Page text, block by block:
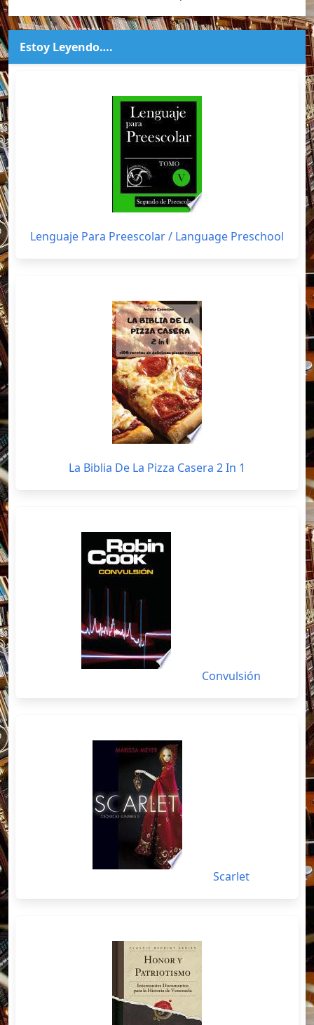
Estoy Leyendo….
Lenguaje Para Preescolar / Language Preschool
La Biblia De La Pizza Casera 2 In 1
Convulsión
Scarlet